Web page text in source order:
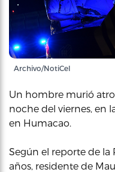
Archivo/NotiCel
Un hombre murió
noche del viernes, en
en Humacao.
Según el reporte de la
años, residente de